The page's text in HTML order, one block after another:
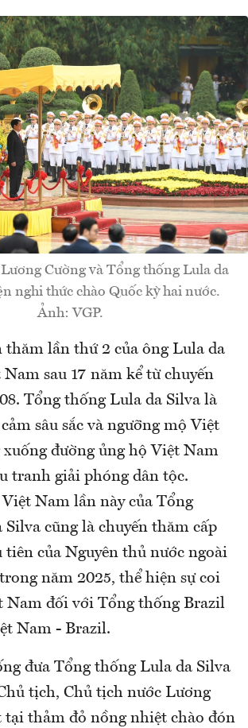
Cường và Tổng thống Lula da
nghi thức chào Quốc kỳ hai nước.
Ảnh: VGP.
thăm lần thứ 2 của ông Lula da
sau 17 năm kể từ chuyến
Tổng thống Lula da Silva là
sâu sắc và ngưỡng mộ Việt
đường ủng hộ Việt Nam
tranh giải phóng dân tộc.
Nam lần này của Tổng
cũng là chuyến thăm cấp
tiên của Nguyên thủ nước ngoài
năm 2025, thể hiện sự coi
Nam đối với Tổng thống Brazil
Nam - Brazil.
đưa Tổng thống Lula da Silva
tịch, Chủ tịch nước Lương
tại thảm đỏ nồng nhiệt chào đón